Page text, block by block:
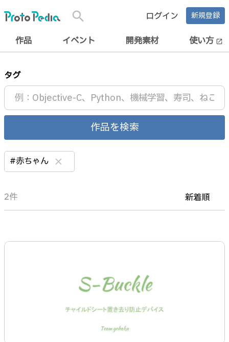
search ログイン 新規登録
作品 イベント 開発素材 使い方 open_in_new
タグ
作品を検索
#赤ちゃん clear
2件 新着順